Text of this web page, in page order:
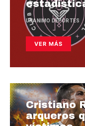
UNANIMO DEPORTES
VER MÁS
Cristiano
arqueros